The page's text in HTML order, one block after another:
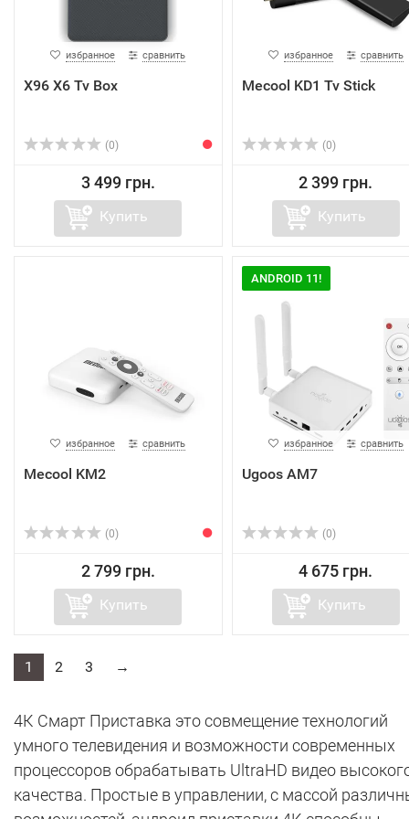
избранное сравнить
X96 X6 Tv Box
(0)
3 499 грн.
Купить
избранное сравнить
Mecool KD1 Tv Stick
(0)
2 399 грн.
Купить
избранное сравнить
Mecool KM2
(0)
2 799 грн.
Купить
ANDROID 11!
избранное сравнить
Ugoos AM7
(0)
4 675 грн.
Купить
1 2 3 →
4К Смарт Приставка это совмещение технологий
умного телевидения и возможности современных
процессоров обрабатывать UltraHD видео
качества. Простые в управлении, с массой